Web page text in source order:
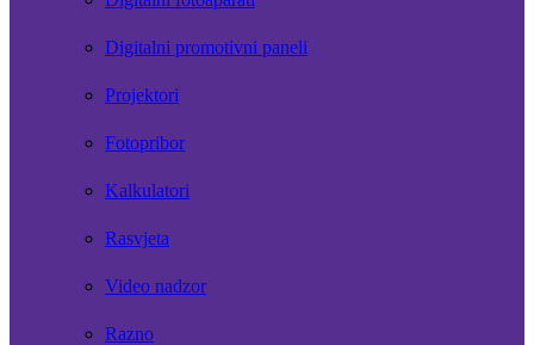
Digitalni promotivni paneli
Projektori
Fotopribor
Kalkulatori
Rasvjeta
Video nadzor
Razno